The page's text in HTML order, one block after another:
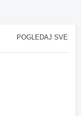
POGLEDAJ SVE